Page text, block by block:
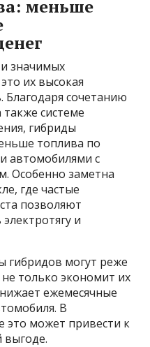
меньше
значимых
их высокая
Благодаря сочетанию
системе
гибриды
топлива по
автомобилями с
Особенно заметна
где частые
позволяют
и
гибридов могут реже
только экономит их
ежемесячные
В
это может привести к
выгоде.